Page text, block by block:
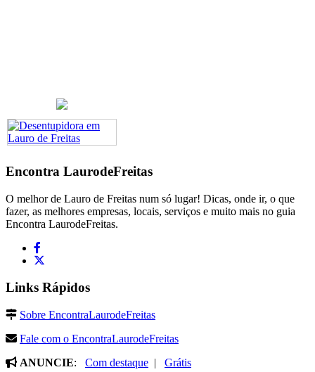
Encontra LaurodeFreitas
O melhor de Lauro de Freitas num só lugar! Dicas, onde ir, o que
fazer, as melhores empresas, locais, serviços e muito mais no guia
Encontra LaurodeFreitas.
Links Rápidos
Sobre EncontraLaurodeFreitas
Fale com o EncontraLaurodeFreitas
ANUNCIE: Com destaque | Grátis